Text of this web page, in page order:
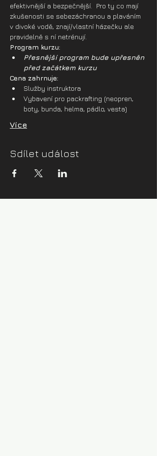
efektivnější a bezpečnější.  Pro ty co mají
zkušenosti se sebezáchranou a plaváním
v divoké vodě, znají/vlastní házečku ale
pravidelně s ní netrénují.
Program kurzu:
Přesnější program bude upřesněn
před začátkem kurzu
Cena zahrnuje:
Služby instruktora
Vybavení pro packrafting (neopren,
boty, bunda, helma, pádlo, vesta)
Více
Sdílet událost